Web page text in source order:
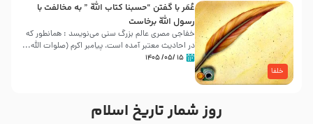
خلفا
عُمَر با گفتن “حسبنا كتاب اللّه ” به مخالفت با
رسول اللّه برخاست
خفاجی مصری عالم بزرگ سنی می‌نویسد : همانطور که
در احادیث معتبر آمده است، پیامبر اکرم (صلوات اللّه...
۱۵ /۰۵/ ۱۴۰۵
روز شمار تاریخ اسلام